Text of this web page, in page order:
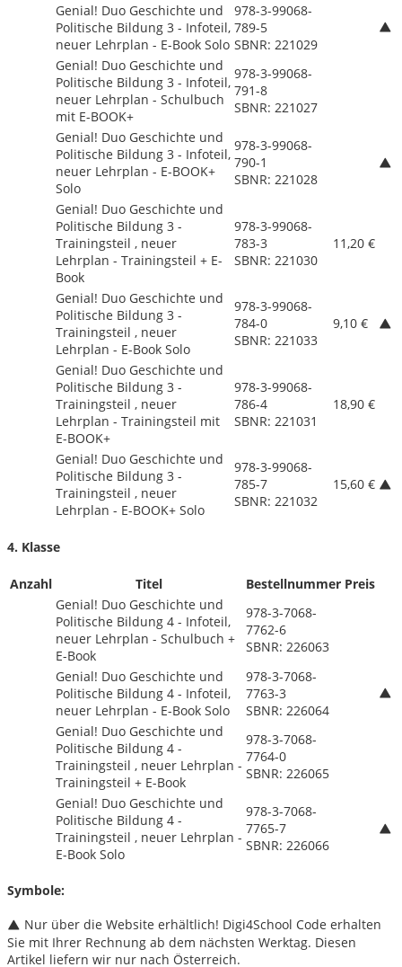
Genial! Duo Geschichte und
Politische Bildung 3 - Infoteil,
neuer Lehrplan - E-Book Solo
978-3-99068-
789-5
SBNR: 221029
Genial! Duo Geschichte und
Politische Bildung 3 - Infoteil,
neuer Lehrplan - Schulbuch
mit E-BOOK+
978-3-99068-
791-8
SBNR: 221027
Genial! Duo Geschichte und
Politische Bildung 3 - Infoteil,
neuer Lehrplan - E-BOOK+
Solo
978-3-99068-
790-1
SBNR: 221028
Genial! Duo Geschichte und
Politische Bildung 3 -
Trainingsteil , neuer
Lehrplan - Trainingsteil + E-
Book
978-3-99068-
783-3
SBNR: 221030
11,20 €
Genial! Duo Geschichte und
Politische Bildung 3 -
Trainingsteil , neuer
Lehrplan - E-Book Solo
978-3-99068-
784-0
SBNR: 221033
9,10 €
Genial! Duo Geschichte und
Politische Bildung 3 -
Trainingsteil , neuer
Lehrplan - Trainingsteil mit
E-BOOK+
978-3-99068-
786-4
SBNR: 221031
18,90 €
Genial! Duo Geschichte und
Politische Bildung 3 -
Trainingsteil , neuer
Lehrplan - E-BOOK+ Solo
978-3-99068-
785-7
SBNR: 221032
15,60 €
4. Klasse
Anzahl Titel Bestellnummer Preis
Genial! Duo Geschichte und
Politische Bildung 4 - Infoteil,
neuer Lehrplan - Schulbuch +
E-Book
978-3-7068-
7762-6
SBNR: 226063
Genial! Duo Geschichte und
Politische Bildung 4 - Infoteil,
neuer Lehrplan - E-Book Solo
978-3-7068-
7763-3
SBNR: 226064
Genial! Duo Geschichte und
Politische Bildung 4 -
Trainingsteil , neuer Lehrplan -
Trainingsteil + E-Book
978-3-7068-
7764-0
SBNR: 226065
Genial! Duo Geschichte und
Politische Bildung 4 -
Trainingsteil , neuer Lehrplan -
E-Book Solo
978-3-7068-
7765-7
SBNR: 226066
Symbole:
Nur über die Website erhältlich! Digi4School Code erhalten
Sie mit Ihrer Rechnung ab dem nächsten Werktag. Diesen
Artikel liefern wir nur nach Österreich.